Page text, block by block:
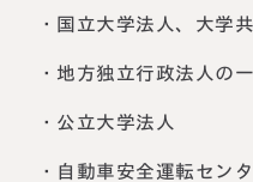
・国立大学法人、大学
・地方独立行政法人の
・公立大学法人
・自動車安全運転セン